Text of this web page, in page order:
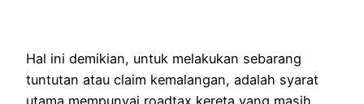
Hal ini demikian, untuk melakukan sebarang
tuntutan atau claim kemalangan, adalah syarat
utama mempunyai roadtax kereta yang masih